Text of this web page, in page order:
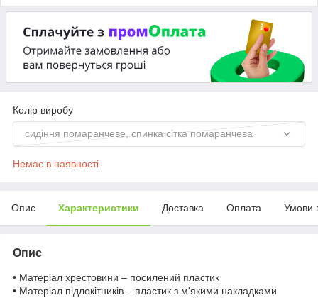
Колір виробу
сидіння помаранчеве, спинка сітка помаранчева
Немає в наявності
Опис Характеристики Доставка Оплата Умови
Опис
• Матеріал хрестовини – посилений пластик
• Матеріал підлокітників – пластик з м'якими накладками